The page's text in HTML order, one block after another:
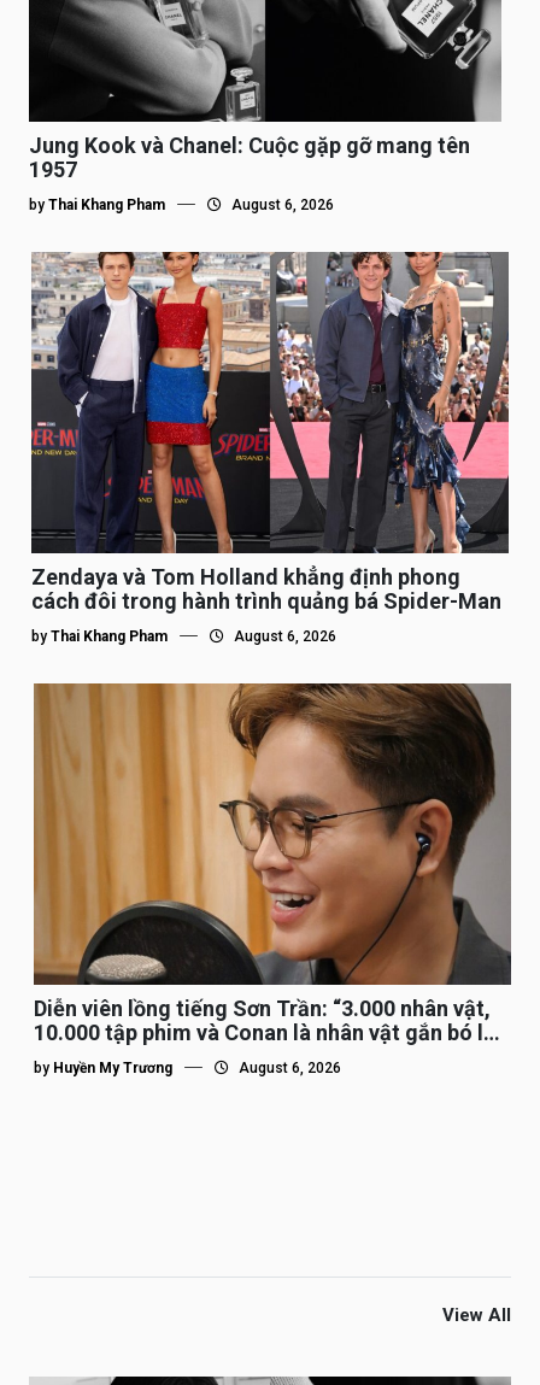
Jung Kook và Chanel: Cuộc gặp gỡ mang tên
1957
by Thai Khang Pham August 6, 2026
Zendaya và Tom Holland khẳng định phong
cách đôi trong hành trình quảng bá Spider-Man
by Thai Khang Pham August 6, 2026
Diễn viên lồng tiếng Sơn Trần: “3.000 nhân vật,
10.000 tập phim và Conan là nhân vật gắn bó lâu
nhất”
by Huyền My Trương August 6, 2026
View All